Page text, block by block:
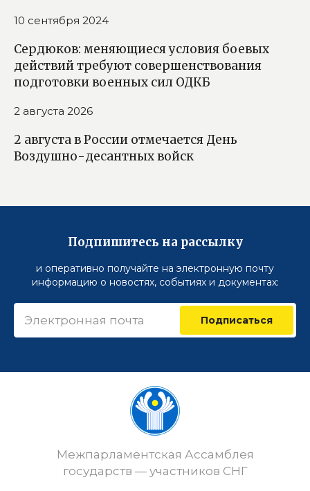
10 сентября 2024
Сердюков: меняющиеся условия боевых
действий требуют совершенствования
подготовки военных сил ОДКБ
2 августа 2026
2 августа в России отмечается День
Воздушно-десантных войск
Подпишитесь на рассылку
и оперативно получайте на электронную почту
информацию о новостях, событиях и документах:
Подписаться
Межпарламентская Ассамблея
государств — участников СНГ